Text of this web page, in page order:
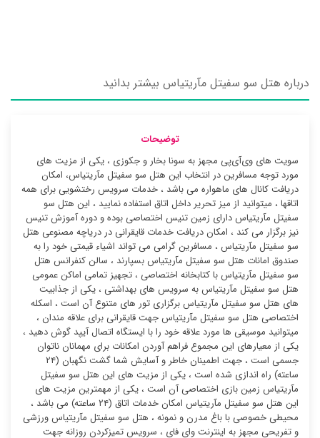
درباره هتل سو سفیتل مآریتیاس بیشتر بدانید
توضیحات
سویت های وی‌آی‌پی مجهز به سونا بخار و جکوزی ، یکی از مزیت های
مورد توجه مسافرین در انتخاب این هتل سو سفیتل مآریتیاس، امکان
دریافت کانال های ماهواره می باشد ، خدمات سرویس رختشویی برای همه
اتاقها ، میتوانید از میز تحریر داخل اتاق استفاده نمایید ، این هتل سو
سفیتل مآریتیاس دارای زمین تنیس اختصاصی بوده و دوره آموزش تنیس
نیز برگزار می کند ، امکان دریافت خدمات قایقرانی در دریاچه مصنوعی هتل
سو سفیتل مآریتیاس ، مسافرین گرامی می تواند اشیاء قیمتی خود را به
صندوق امانات هتل سو سفیتل مآریتیاس بسپارند ، سالن کنفرانس هتل
سو سفیتل مآریتیاس با کتابخانه اختصاصی ، تجهیز تمامی اماکن عمومی
هتل سو سفیتل مآریتیاس به سرویس های بهداشتی ، یکی از جذابیت
های هتل سو سفیتل مآریتیاس برگزاری تور های متنوع آن است ، اسکله
اختصاصی هتل سو سفیتل مآریتیاس جهت قایقرانی برای علاقه مندان ،
میتوانید موسیقی ها مورد علاقه خود را با ایستگاه اتصال آیپد گوش دهید ،
یکی از معیارهای این مجموع فراهم آوردن امکانات برای مهمانان ناتوان
جسمی است ، جهت اطمینان خاطر و آسایش شما گشت نگهبان (۲۴
ساعته) راه اندازی شده است ، یکی از مزیت های این هتل سو سفیتل
مآریتیاس زمین بازی اختصاصی آن است ، یکی از مهمترین مزیت های
این هتل سو سفیتل مآریتیاس امکان خدمات اتاق (۲۴ ساعته) می باشد ،
محیطی خصوصی با باغ مدرن و نمونه ، هتل سو سفیتل مآریتیاس ورزشی
و تفریحی مجهز به اینترنت وای فای ، سرویس تمیزکردن روزانه جهت